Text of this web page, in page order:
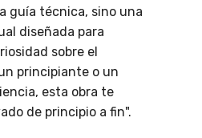
guía técnica, sino una
diseñada para
sobre el
principiante o un
esta obra te
de principio a fin".